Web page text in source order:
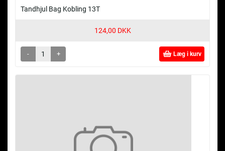
Tandhjul Bag Kobling 13T
124,00 DKK
- + Læg i kurv